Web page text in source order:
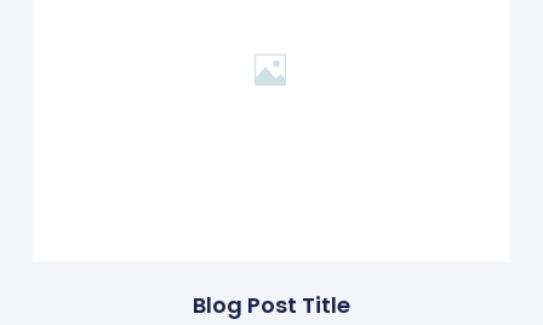
Blog Post Title